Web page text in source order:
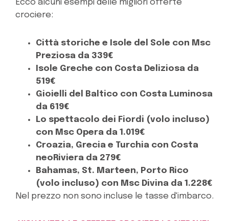
Ecco alcuni esempi delle migliori offerte
crociere:
Città storiche e Isole del Sole con Msc
Preziosa da 339€
Isole Greche con Costa Deliziosa da
519€
Gioielli del Baltico con Costa Luminosa
da 619€
Lo spettacolo dei Fiordi (volo incluso)
con Msc Opera da 1.019€
Croazia, Grecia e Turchia con Costa
neoRiviera da 279€
Bahamas, St. Marteen, Porto Rico
(volo incluso) con Msc Divina da 1.228€
Nel prezzo non sono incluse le tasse d'imbarco.